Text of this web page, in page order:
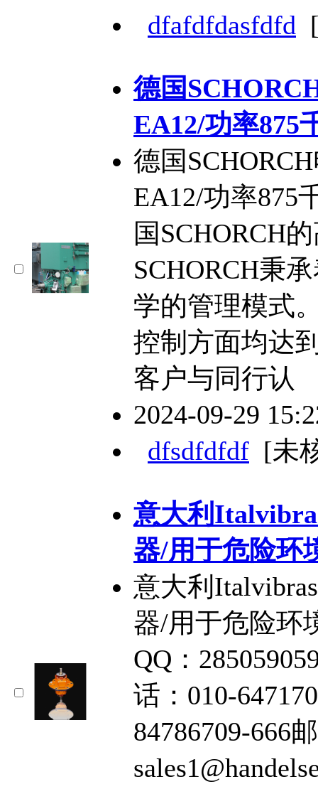
dfafdfdasfdfd
德国
EA12/功率875
德国
EA12/功率875
国SCHORCH
SCHORCH秉
学的管理模式
控制方面均达
客户与同行认
2024-09-29
dfsdfdfdf [未
意大利
器/用于危险环
意大利
器/用于危险环
QQ：
话：010-
84786709-666